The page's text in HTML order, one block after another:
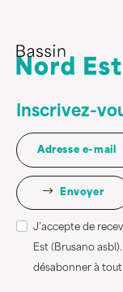
Inscrivez-
Envoyer
J’accepte de
Est (Brusano
désabonner à